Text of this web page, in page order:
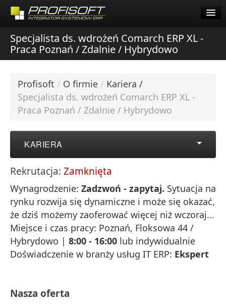
Pomoc Zdalna Comarch
O firmie
Oferta
Pobierz Demo
Start
O firmie
Oferta
Dla Klientów
Pomoc Zdalna Comarch
Kariera
Współpraca
Specjalista ds. wdrożeń Comarch ERP XL -
Praca Poznań / Zdalnie / Hybrydowo
Profisoft / O firmie / Kariera /
Specjalista ds. wdrożeń Comarch ERP XL -
Praca Poznań / Zdalnie / Hybrydowo
KARIERA
Rekrutacja: Zamknięta
Wynagrodzenie: Zadzwoń - zapytaj. Sytuacja na
rynku rozwija się dynamiczne i może się okazać,
że dziś możemy zaoferować więcej niż wczoraj...
Miejsce i czas pracy: Poznań, Floksowa 44 /
Hybrydowo | 8:00 - 16:00 lub indywidualnie
Doświadczenie w branży usług IT ERP: Ekspert
Nasza oferta